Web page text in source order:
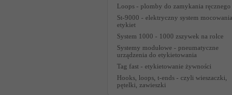
Loops - plomby do zamykania ręcznego
St-9000 - elektryczny system mocowania
etykiet
System 1000 - 1000 zszywek na rolce
Systemy modułowe - pneumatyczne
urządzenia do etykietowania
Tag fast - etykietowanie żywności
Hooks, loops, t-ends - czyli wieszaczki,
pętelki, zawieszki